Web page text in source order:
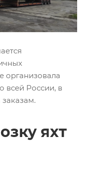
организовала
всей России, в
яхт